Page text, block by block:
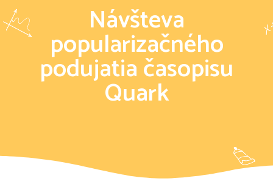
Návšteva
popularizačného
podujatia časopisu
Quark